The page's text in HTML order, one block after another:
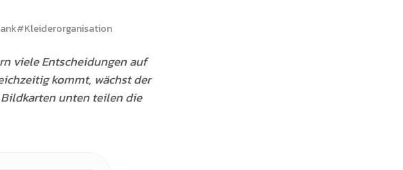
#Kleiderorganisation
viele Entscheidungen auf
kommt, wächst der
unten teilen die